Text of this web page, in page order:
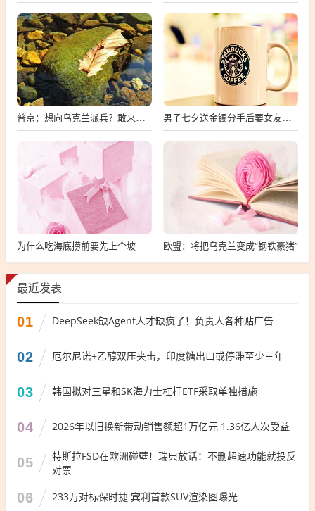
普京：想向乌克兰派兵？敢来就打，普京，敢派兵到乌克兰，将面临严厉反击 男子七夕送金镯分手后要女友还钱
为什么吃海底捞前要先上个坡 欧盟：将把乌克兰变成“钢铁豪猪”
最近发表
01 DeepSeek缺Agent人才缺疯了！负责人各种贴广告
02 厄尔尼诺+乙醇双压夹击，印度糖出口或停滞至少三年
03 韩国拟对三星和SK海力士杠杆ETF采取单独措施
04 2026年以旧换新带动销售额超1万亿元 1.36亿人次受益
05
特斯拉FSD在欧洲碰壁！瑞典放话：不删超速功能就投反
对票
06 233万对标保时捷 宾利首款SUV渲染图曝光